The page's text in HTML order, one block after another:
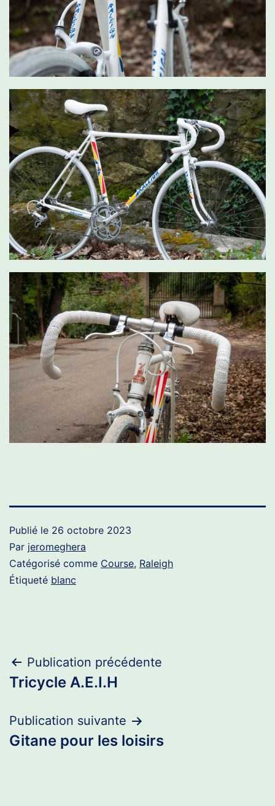
Publié le 26 octobre 2023
Par jeromeghera
Catégorisé comme Course, Raleigh
Étiqueté blanc
Navigation
de
l’article
Publication précédente
Tricycle A.E.I.H
Publication suivante
Gitane pour les loisirs